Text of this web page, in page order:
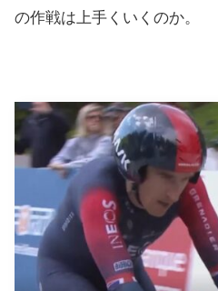
の作戦は上手くいくのか。